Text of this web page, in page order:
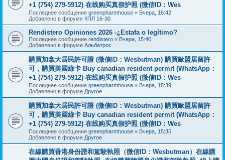
+1 (754) 279-5912) 在线购买真假护照 (微信ID：Wes
Последнее сообщение greenpharmhouse « Вчера, 15:42
Добавлено в форуме КПЛ 16-30
Rendistero Opiniones 2026 -¿Estafa o legítimo?
Последнее сообщение rendistero « Вчера, 15:40
Добавлено в форуме Альбатрос
購買加拿大居民許可證 (微信ID：Wesbutman) 購買歐盟居留許
可，購買美國綠卡 Buy canadian resident permit (WhatsApp：
+1 (754) 279-5912) 在线购买真假护照 (微信ID：Wes
Последнее сообщение greenpharmhouse « Вчера, 15:39
Добавлено в форуме Другое
購買加拿大居民許可證 (微信ID：Wesbutman) 購買歐盟居留許
可，購買美國綠卡 Buy canadian resident permit (WhatsApp：
+1 (754) 279-5912) 在线购买真假护照 (微信ID：Wes
Последнее сообщение greenpharmhouse « Вчера, 15:35
Добавлено в форуме Другое
在線購買香港身份證和駕駛執照（微信ID：Wesbutman）在線購